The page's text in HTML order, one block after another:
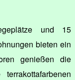
und 15
bieten ein
genießen die